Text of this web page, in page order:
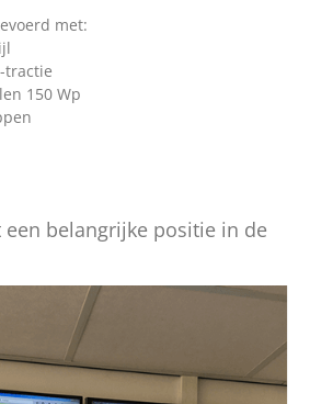
met:
tractie
150 Wp
een belangrijke positie in de